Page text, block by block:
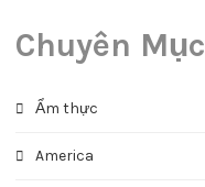
Chuyên Mục
Ẩm thực
America